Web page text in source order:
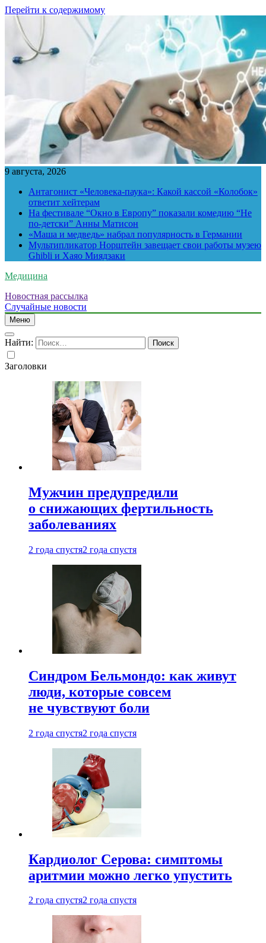
Перейти к содержимому
9 августа, 2026
Антагонист «Человека-паука»: Какой кассой «Колобок»
ответит хейтерам
На фестивале “Окно в Европу” показали комедию “Не
по-детски” Анны Матисон
«Маша и медведь» набрал популярность в Германии
Мультипликатор Норштейн завещает свои работы музею
Ghibli и Хаяо Миядзаки
Медицина
Новостная рассылка
Случайные новости
Меню
Найти:
Заголовки
Мужчин предупредили
о снижающих фертильность
заболеваниях
2 года спустя2 года спустя
Синдром Бельмондо: как живут
люди, которые совсем
не чувствуют боли
2 года спустя2 года спустя
Кардиолог Серова: симптомы
аритмии можно легко упустить
2 года спустя2 года спустя